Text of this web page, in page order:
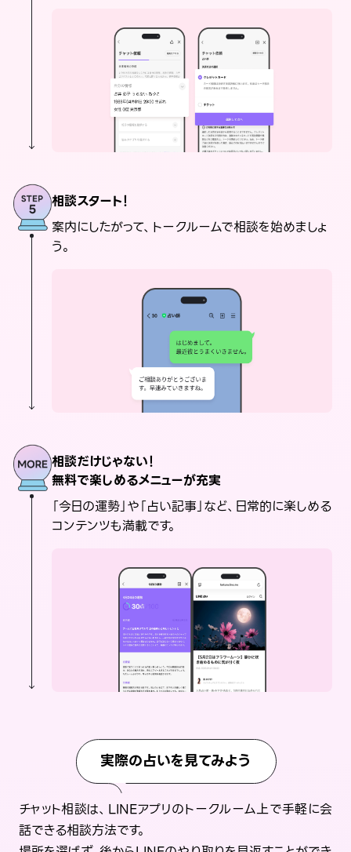
相談スタート！
案内にしたがって、トークルームで相談を始めましょ
う。
相談だけじゃない！
無料で楽しめるメニューが充実
「今日の運勢」や「占い記事」など、日常的に楽しめる
コンテンツも満載です。
実際の占いを見てみよう
チャット相談は、LINEアプリのトークルーム上で手軽に会
話できる相談方法です。